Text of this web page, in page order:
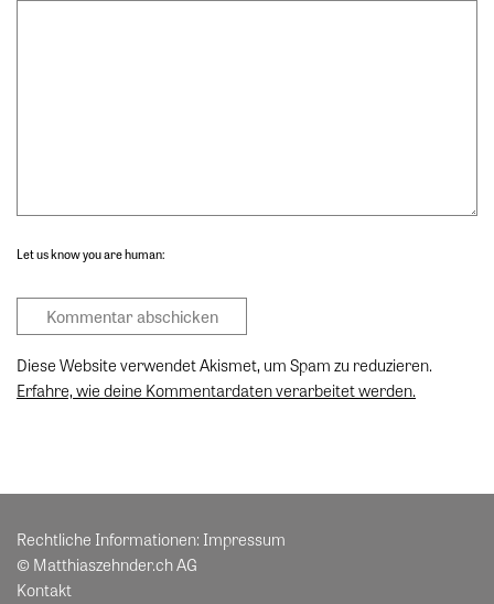
Let us know you are human:
Diese Website verwendet Akismet, um Spam zu reduzieren.
Erfahre, wie deine Kommentardaten verarbeitet werden.
Rechtliche Informationen: Impressum
© Matthiaszehnder.ch AG
Kontakt